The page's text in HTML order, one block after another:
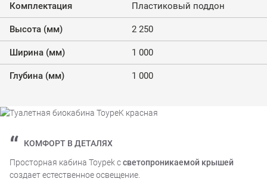
Комплектация Пластиковый поддон
Высота (мм) 2 250
Ширина (мм) 1 000
Глубина (мм) 1 000
КОМФОРТ В ДЕТАЛЯХ
Просторная кабина Toypek ссветопроникаемой крышей
создает естественное освещение.